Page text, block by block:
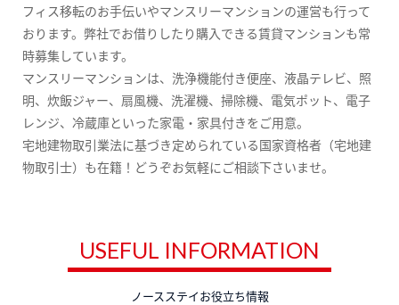
フィス移転のお手伝いやマンスリーマンションの運営も行って
おります。弊社でお借りしたり購入できる賃貸マンションも常
時募集しています。
マンスリーマンションは、洗浄機能付き便座、液晶テレビ、照
明、炊飯ジャー、扇風機、洗濯機、掃除機、電気ポット、電子
レンジ、冷蔵庫といった家電・家具付きをご用意。
宅地建物取引業法に基づき定められている国家資格者（宅地建
物取引士）も在籍！どうぞお気軽にご相談下さいませ。
USEFUL INFORMATION
ノースステイお役立ち情報